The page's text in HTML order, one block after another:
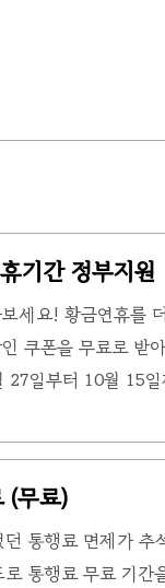
기간 정부지원
세요! 황금연휴를
쿠폰을 무료로 받
일부터 10월 15
풍성한 휴가를 더
지원! '숙박 쿠폰
박 쿠폰 60만장 바
을 절약할 ..
(무료)
통행료 면제가 추
통행료 무료 기간